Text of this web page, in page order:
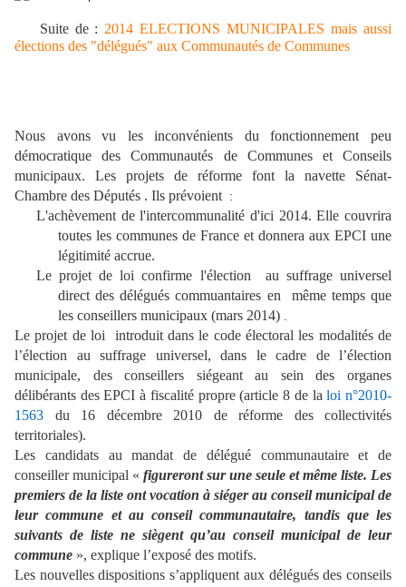
Suite de : 2014 ELECTIONS MUNICIPALES mais aussi
élections des "délégués" aux Communautés de Communes
Nous avons vu les inconvénients du fonctionnement peu
démocratique des Communautés de Communes et Conseils
municipaux. Les projets de réforme font la navette Sénat-
Chambre des Députés . Ils prévoient :
L'achèvement de l'intercommunalité d'ici 2014. Elle couvrira
toutes les communes de France et donnera aux EPCI une
légitimité accrue.
Le projet de loi confirme l'élection
au suffrage universel
direct des délégués commuantaires en même temps que
les conseillers municipaux (mars 2014)
Le projet de loi introduit dans le code électoral les modalités de
l’élection au suffrage universel, dans le cadre de l’élection
municipale, des conseillers siégeant au sein des organes
délibérants des EPCI à fiscalité propre (article 8 de laloi n°2010-
1563 du 16 décembre 2010 de réforme des collectivités
territoriales).
Les candidats au mandat de délégué communautaire et de
conseiller municipal « figureront sur une seule et même liste. Les
premiers de la liste ont vocation à siéger au conseil municipal de
leur commune et au conseil communautaire, tandis que les
suivants de liste ne siègent qu’au conseil municipal de leur
commune », explique l’exposé des motifs.
Les nouvelles dispositions s’appliquent aux délégués des conseils